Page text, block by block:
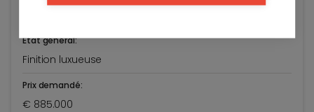
Etat général:
Finition luxueuse
Prix demandé:
€ 885.000